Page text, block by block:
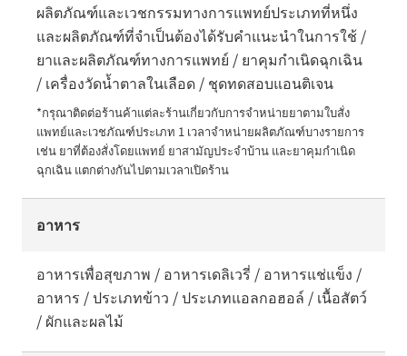
ผลิตภัณฑ์และเวชกรรมทางการแพทย์ประเภทที่หนึ่ง
และผลิตภัณฑ์ที่จำเป็นต้องได้รับคำแนะนำในการใช้ /
ยาและผลิตภัณฑ์ทางการแพทย์ / ยาคุมกำเนิดฉุกเฉิน
/ เครื่องวัดน้ำตาลในเลือด / ชุดทดสอบแอนติเจน
*กรุณาติดต่อร้านค้าแต่ละร้านเกี่ยวกับการจำหน่ายยาตามใบสั่ง
แพทย์และเวชภัณฑ์ประเภท 1 เวลาจำหน่ายผลิตภัณฑ์บางรายการ
เช่น ยาที่ต้องสั่งโดยแพทย์ ยาสามัญประจำบ้าน และยาคุมกำเนิด
ฉุกเฉิน แตกต่างกันไปตามเวลาเปิดร้าน
อาหาร
อาหารเพื่อสุขภาพ / อาหารเดลิเวรี่ / อาหารแช่แข็ง /
อาหาร / ประเภทข้าว / ประเภทแอลกอฮอล์ / เนื้อสัตว์
/ ผักและผลไม้